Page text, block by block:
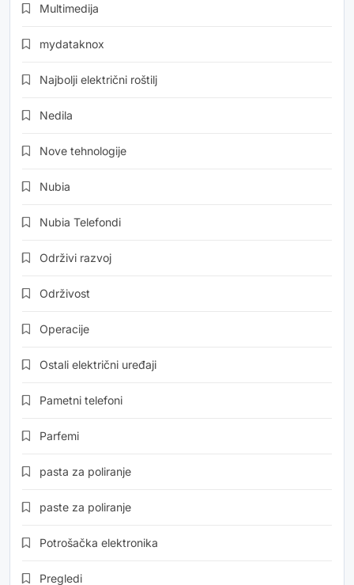
Multimedija
mydataknox
Najbolji električni roštilj
Nedila
Nove tehnologije
Nubia
Nubia Telefondi
Održivi razvoj
Održivost
Operacije
Ostali električni uređaji
Pametni telefoni
Parfemi
pasta za poliranje
paste za poliranje
Potrošačka elektronika
Pregledi